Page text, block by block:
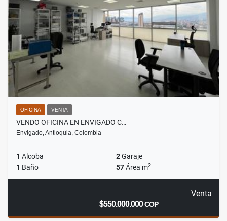
OFICINA VENTA
VENDO OFICINA EN ENVIGADO C…
Envigado, Antioquia, Colombia
1 Alcoba 2Garaje
1 Baño 57Área m2
Venta
$550.000.000COP